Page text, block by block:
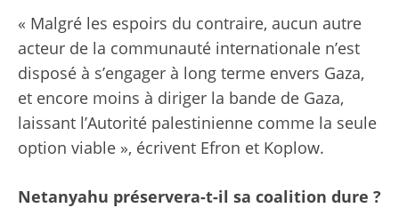
« Malgré les espoirs du contraire, aucun autre
acteur de la communauté internationale n’est
disposé à s’engager à long terme envers Gaza,
et encore moins à diriger la bande de Gaza,
laissant l’Autorité palestinienne comme la seule
option viable », écrivent Efron et Koplow.
Netanyahu préservera-t-il sa coalition dure ?